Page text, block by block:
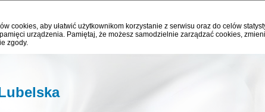
cookies, aby ułatwić użytkownikom korzystanie z serwisu oraz do celów
urządzenia. Pamiętaj, że możesz samodzielnie zarządzać cookies,
zgody.